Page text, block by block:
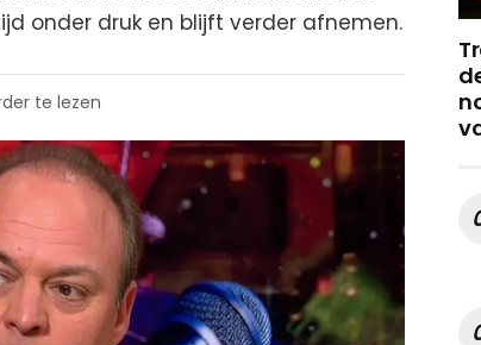
onder druk en blijft verder afnemen.
te lezen